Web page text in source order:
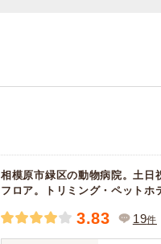
相模原市緑区の動物病院。土日
フロア。トリミング・ペットホ
3.83 19件